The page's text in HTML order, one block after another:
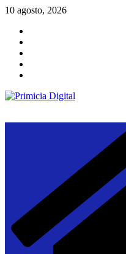
Saltar
contenido
10 agosto, 2026